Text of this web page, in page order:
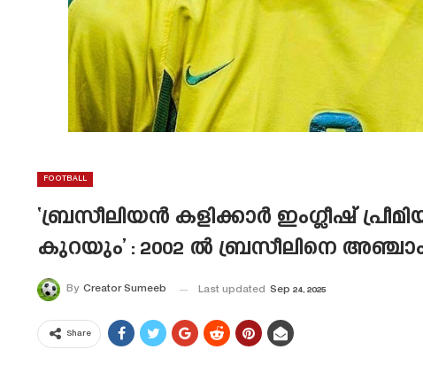
FOOTBALL
‘ബ്രസീലിയൻ കളിക്കാർ ഇംഗ്ലീഷ്
കുറയും’ : 2002 ൽ ബ്രസീലിനെ
By Creator Sumeeb Last updated Sep 24, 2025
Share